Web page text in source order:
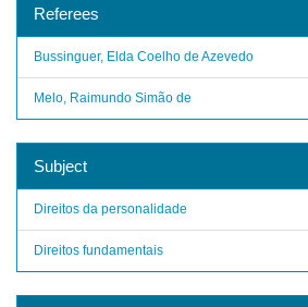
Referees
Bussinguer, Elda Coelho de Azevedo
Melo, Raimundo Simão de
Subject
Direitos da personalidade
Direitos fundamentais